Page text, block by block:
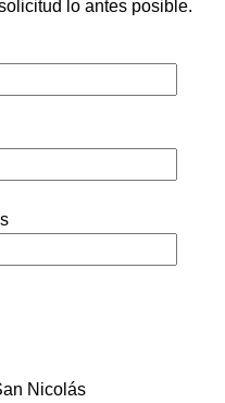
lo antes posible.
Nicolás